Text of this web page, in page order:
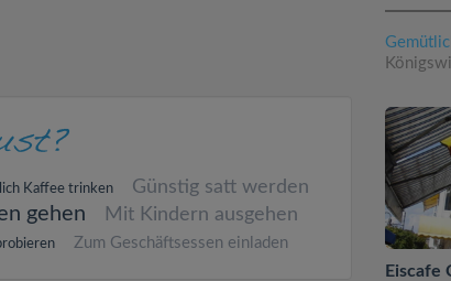
Kaffee trinken Günstig satt werden
gehen
Mit Kindern ausgehen
Zum Geschäftsessen einladen
Eiscafe